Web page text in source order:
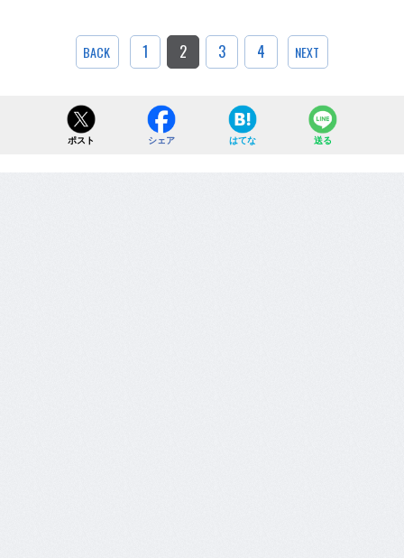
BACK 1 2 3 4 NEXT
ポスト シェア はてな 送る